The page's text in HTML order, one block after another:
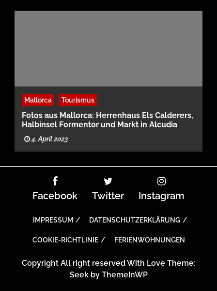
Mallorca Tourismus
Fotos aus Mallorca: Herrenhaus Els Calderers,
Halbinsel Formentor und Markt in Alcudia
4. April 2023
Facebook Twitter Instagram
IMPRESSUM DATENSCHUTZERKLÄRUNG
COOKIE-RICHTLINIE FERIENWOHNUNGEN
Copyright All right reserved With Love Theme:
Seek by ThemeInWP